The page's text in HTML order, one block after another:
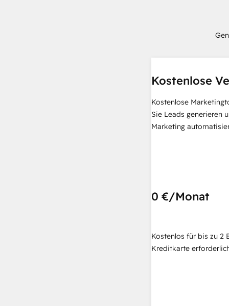
Kostenlose
Kostenlose
Sie Leads generieren
Marketing
0 €/Monat
Kostenlos für bis zu 2
Kreditkarte